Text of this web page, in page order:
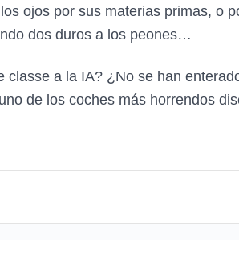
ojos por sus materias primas, o
dos duros a los peones…
a la IA? ¿No se han
de los coches más horrendos